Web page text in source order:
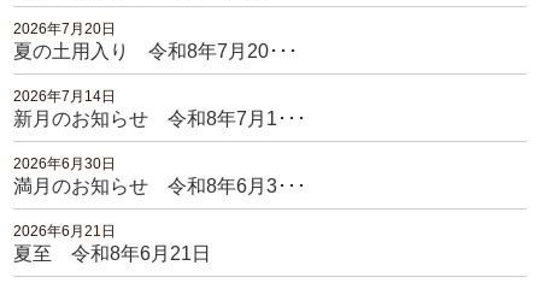
2026年7月20日
夏の土用入り 令和8年7月20･･･
2026年7月14日
新月のお知らせ 令和8年7月1･･･
2026年6月30日
満月のお知らせ 令和8年6月3･･･
2026年6月21日
夏至 令和8年6月21日